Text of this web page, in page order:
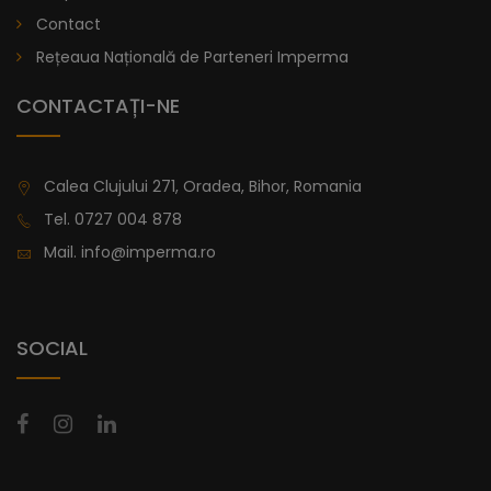
De la 996,47
Contact
Rețeaua Națională de Parteneri Imperma
CONTACTAȚI-NE
Calea Clujului 271, Oradea, Bihor, Romania
Tel. 0727 004 878
Mail. info@imperma.ro
SOCIAL